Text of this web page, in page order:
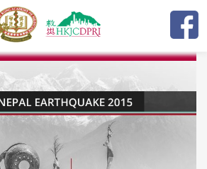
Jump to navigation